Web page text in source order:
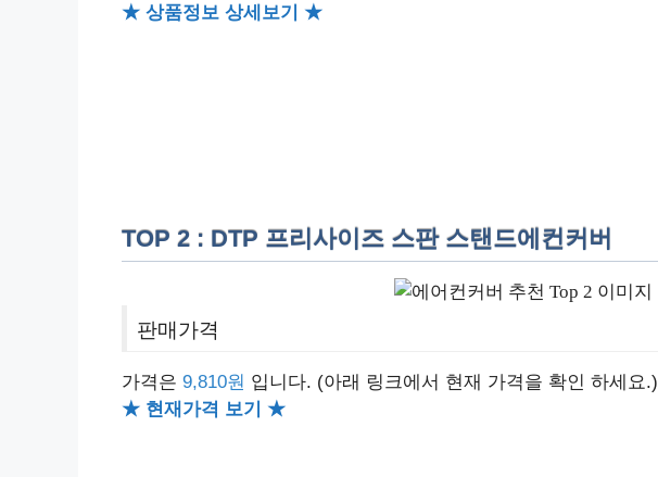
★ 상품정보 상세보기 ★
TOP 2 : DTP 프리사이즈 스판 스탠드에컨커버
판매가격
가격은 9,810원 입니다. (아래 링크에서 현재 가격을 확인 하세요.)
★ 현재가격 보기 ★